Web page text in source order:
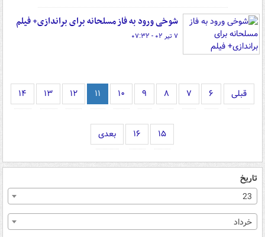
شوخی ورود به فاز مسلحانه برای براندازی+ فیلم
۷ تیر ۰۲ - ۰۷:۳۲
قبلی ۶ ۷ ۸ ۹ ۱۰ ۱۱ ۱۲ ۱۳ ۱۴
۱۵ ۱۶ بعدی
تاریخ
23
خرداد